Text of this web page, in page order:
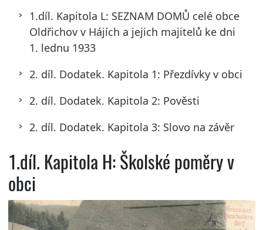
1.díl. Kapitola L: SEZNAM DOMŮ celé obce
Oldřichov v Hájích a jejich majitelů ke dni
1. lednu 1933
2. díl. Dodatek. Kapitola 1: Přezdívky v obci
2. díl. Dodatek. Kapitola 2: Pověsti
2. díl. Dodatek. Kapitola 3: Slovo na závěr
1.díl. Kapitola H: Školské poměry v
obci